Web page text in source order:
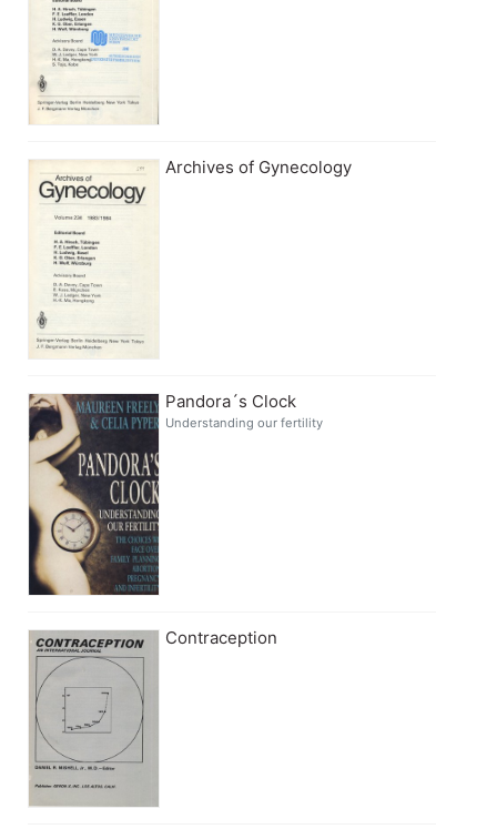
Archives of Gynecology
Pandora´s Clock
Understanding our fertility
Contraception